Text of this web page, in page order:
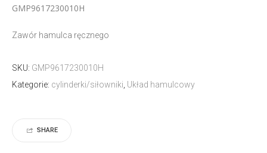
GMP9617230010H
Zawór hamulca ręcznego
SKU: GMP9617230010H
Kategorie: cylinderki/siłowniki, Układ hamulcowy
SHARE